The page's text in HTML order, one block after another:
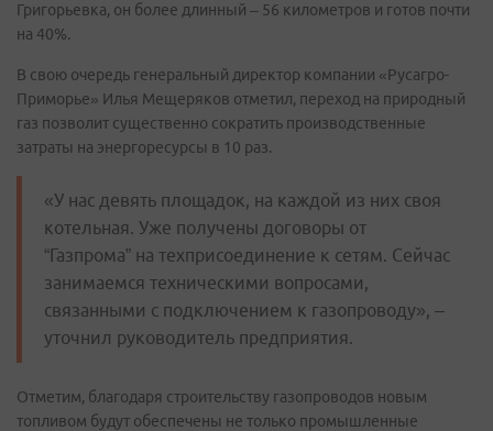
Григорьевка, он более длинный – 56 километров и готов почти
на 40%.
В свою очередь генеральный директор компании «Русагро-
Приморье» Илья Мещеряков отметил, переход на природный
газ позволит существенно сократить производственные
затраты на энергоресурсы в 10 раз.
«У нас девять площадок, на каждой из них своя
котельная. Уже получены договоры от
“Газпрома” на техприсоединение к сетям. Сейчас
занимаемся техническими вопросами,
связанными с подключением к газопроводу», –
уточнил руководитель предприятия.
Отметим, благодаря строительству газопроводов новым
топливом будут обеспечены не только промышленные